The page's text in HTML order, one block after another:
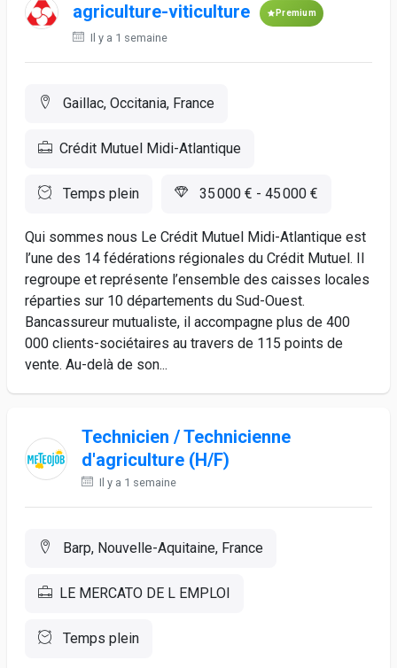
agriculture-viticulture
Premium
Il y a 1 semaine
Gaillac, Occitania, France
Crédit Mutuel Midi-Atlantique
Temps plein 35 000 € - 45 000 €
Qui sommes nous Le Crédit Mutuel Midi-Atlantique est
l’une des 14 fédérations régionales du Crédit Mutuel. Il
regroupe et représente l’ensemble des caisses locales
réparties sur 10 départements du Sud-Ouest.
Bancassureur mutualiste, il accompagne plus de 400
000 clients-sociétaires au travers de 115 points de
vente. Au-delà de son...
Technicien / Technicienne
d'agriculture (H/F)
Il y a 1 semaine
Barp, Nouvelle-Aquitaine, France
LE MERCATO DE L EMPLOI
Temps plein